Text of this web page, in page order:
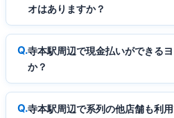
オはありますか？
寺本駅周辺で現金払いができる
か？
寺本駅周辺で系列の他店舗も利